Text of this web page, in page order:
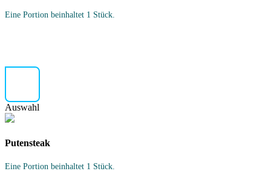
Eine Portion beinhaltet 1 Stück.
Auswahl
Putensteak
Eine Portion beinhaltet 1 Stück.